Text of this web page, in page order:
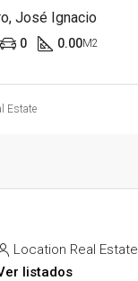
José Ignacio
0 0.00M2
Estate
Location Real Estate
listados